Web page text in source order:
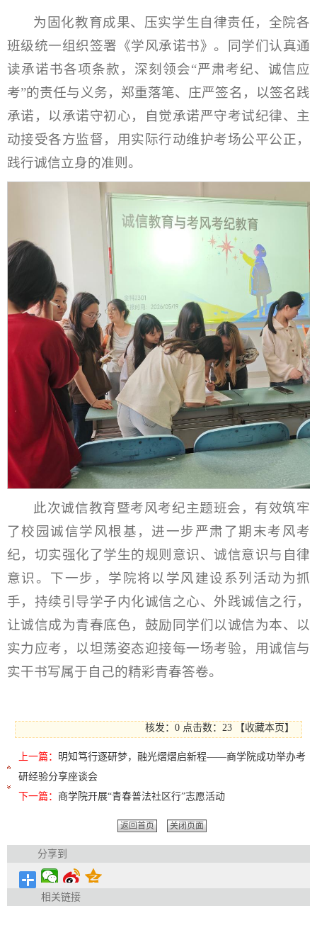
为固化教育成果、压实学生自律责任，全院各
班级统一组织签署《学风承诺书》。同学们认真通
读承诺书各项条款，深刻领会“严肃考纪、诚信应
考”的责任与义务，郑重落笔、庄严签名，以签名践
承诺，以承诺守初心，自觉承诺严守考试纪律、主
动接受各方监督，用实际行动维护考场公平公正，
践行诚信立身的准则。
此次诚信教育暨考风考纪主题班会，有效筑牢
了校园诚信学风根基，进一步严肃了期末考风考
纪，切实强化了学生的规则意识、诚信意识与自律
意识。下一步，学院将以学风建设系列活动为抓
手，持续引导学子内化诚信之心、外践诚信之行，
让诚信成为青春底色，鼓励同学们以诚信为本、以
实力应考，以坦荡姿态迎接每一场考验，用诚信与
实干书写属于自己的精彩青春答卷。
核发：0 点击数： 23 【收藏本页 】
上一篇：
明知笃行逐研梦，融光熠熠启新程——商学院成功举办考
研经验分享座谈会
下一篇： 商学院开展“青春普法社区行”志愿活动
返回首页 关闭页面
分享到
相关链接